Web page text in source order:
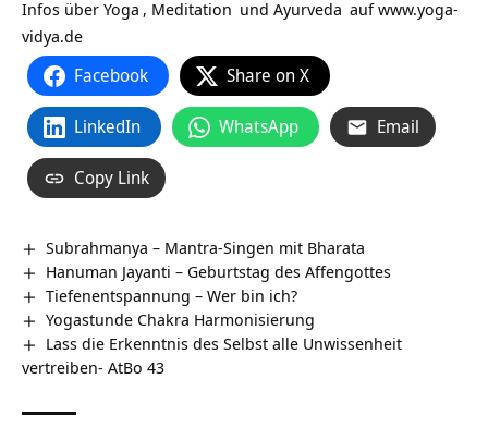
Infos über Yoga , Meditation und Ayurveda aufwww.yoga-
vidya.de
Facebook Share on X
LinkedIn WhatsApp Email
Copy Link
Subrahmanya – Mantra-Singen mit Bharata
Hanuman Jayanti – Geburtstag des Affengottes
Tiefenentspannung – Wer bin ich?
Yogastunde Chakra Harmonisierung
Lass die Erkenntnis des Selbst alle Unwissenheit
vertreiben- AtBo 43